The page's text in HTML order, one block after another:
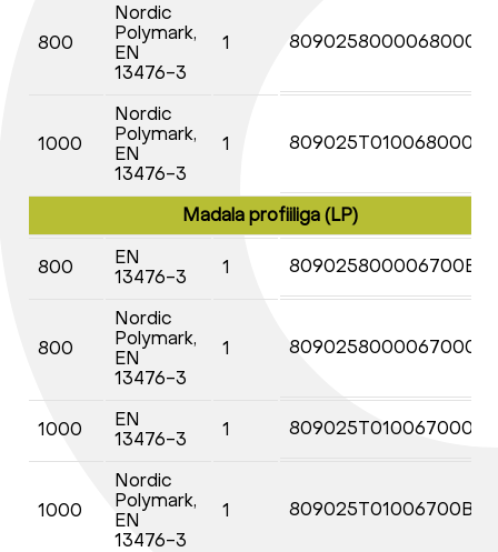
800
Nordic
Polymark,
EN
13476-3
1
1000
Nordic
Polymark,
EN
13476-3
1 809025T01006800000
Madala profiiliga (LP)
800
EN
13476-3
1 809025800006700B97
800
Nordic
Polymark,
EN
13476-3
1 809025800006700098
1000
EN
13476-3
1 809025T01006700098
1000
Nordic
Polymark,
EN
13476-3
1 809025T01006700B98